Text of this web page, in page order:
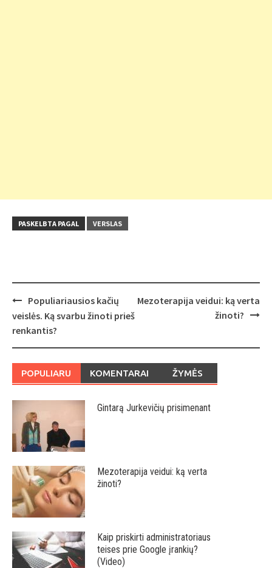
PASKELBTA PAGAL VERSLAS
Post
navigation
Populiariausios kačių
veislės. Ką svarbu žinoti prieš
renkantis?
Mezoterapija veidui: ką verta
žinoti?
POPULIARU KOMENTARAI ŽYMĖS
Gintarą Jurkevičių prisimenant
Mezoterapija veidui: ką verta
žinoti?
Kaip priskirti administratoriaus
teises prie Google įrankių?
(Video)